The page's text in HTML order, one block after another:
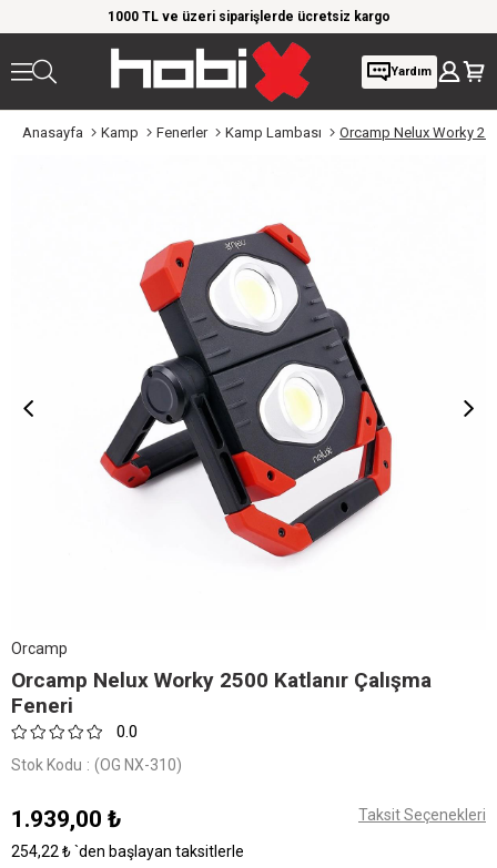
1000 TL ve üzeri siparişlerde ücretsiz kargo
Yardım
Anasayfa Kamp Fenerler Kamp Lambası Orcamp Nelux Worky
Orcamp
Orcamp Nelux Worky 2500 Katlanır Çalışma
Feneri
0.0
Stok Kodu (OG NX-310)
1.939,00 ₺ Taksit Seçenekleri
254,22 ₺`den başlayan taksitlerle